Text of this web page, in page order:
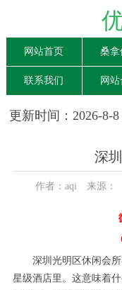
网站首页 桑拿
联系我们 网
更新时间：2026-8-
深
作者：aqi 来源：
深圳光明区休闲会所
星级酒店里。这意味着